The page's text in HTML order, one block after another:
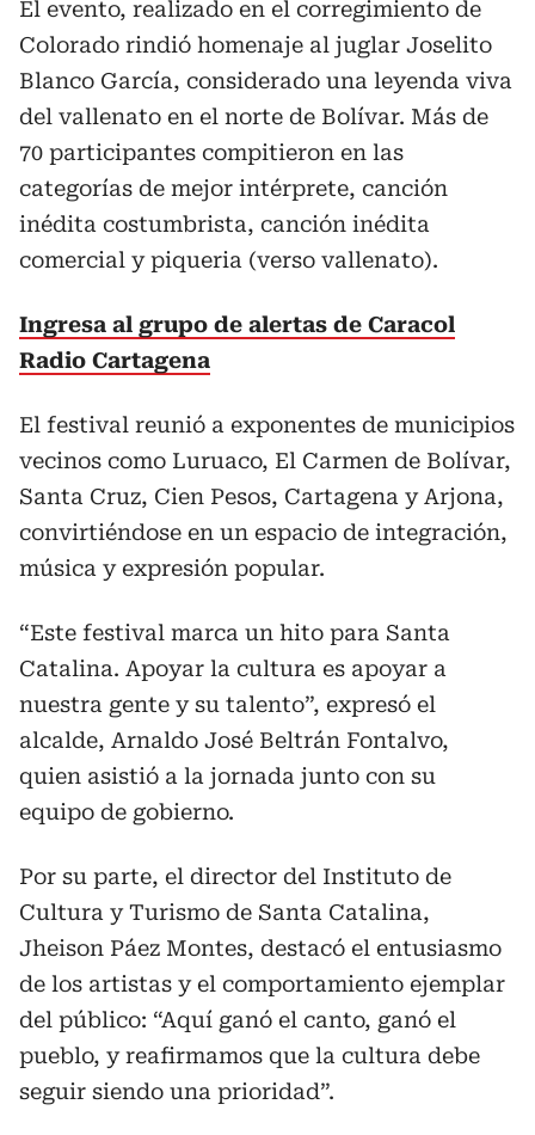
El evento, realizado en el corregimiento de
Colorado rindió homenaje al juglar Joselito
Blanco García, considerado una leyenda viva
del vallenato en el norte de Bolívar. Más de
70 participantes compitieron en las
categorías de mejor intérprete, canción
inédita costumbrista, canción inédita
comercial y piqueria (verso vallenato).
Ingresa al grupo de alertas de Caracol
Radio Cartagena
El festival reunió a exponentes de municipios
vecinos como Luruaco, El Carmen de Bolívar,
Santa Cruz, Cien Pesos, Cartagena y Arjona,
convirtiéndose en un espacio de integración,
música y expresión popular.
“Este festival marca un hito para Santa
Catalina. Apoyar la cultura es apoyar a
nuestra gente y su talento”, expresó el
alcalde, Arnaldo José Beltrán Fontalvo,
quien asistió a la jornada junto con su
equipo de gobierno.
Por su parte, el director del Instituto de
Cultura y Turismo de Santa Catalina,
Jheison Páez Montes, destacó el entusiasmo
de los artistas y el comportamiento ejemplar
del público: “Aquí ganó el canto, ganó el
pueblo, y reafirmamos que la cultura debe
seguir siendo una prioridad”.